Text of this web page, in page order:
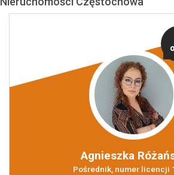
Agnieszka
Pośrednik, numer licencji